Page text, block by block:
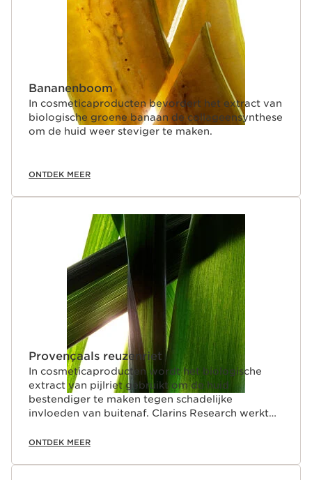
Bananenboom
In cosmeticaproducten bevordert het extract van
biologische groene banaan de collageensynthese
om de huid weer steviger te maken.
ONTDEK MEER
Provençaals reuzenriet
In cosmeticaproducten wordt het biologische
extract van pijlriet gebruikt om de huid
bestendiger te maken tegen schadelijke
invloeden van buitenaf. Clarins Research werkt
gebied van schoonheid en huidverzorging.
ONTDEK MEER